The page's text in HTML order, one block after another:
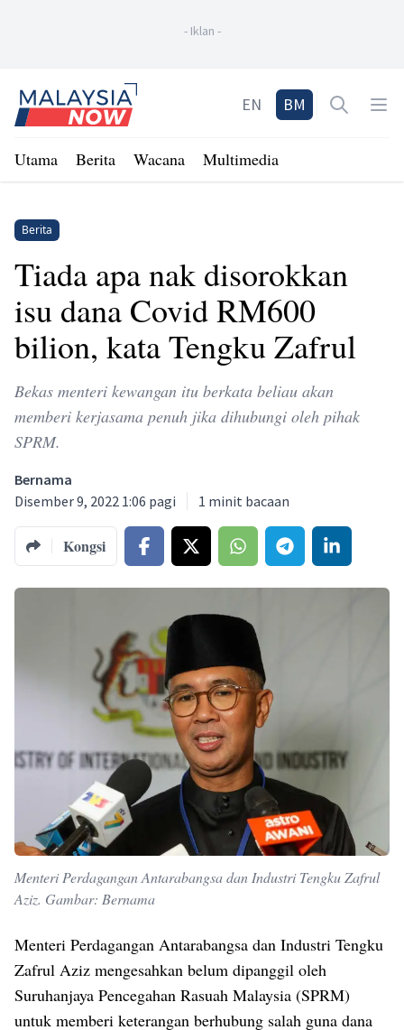
- Iklan -
Home
EN BM Open
Utama Berita Wacana Multimedia
Berita
Tiada apa nak disorokkan
isu dana Covid RM600
bilion, kata Tengku Zafrul
Bekas menteri kewangan itu berkata beliau akan
memberi kerjasama penuh jika dihubungi oleh pihak
SPRM.
Bernama
Disember 9, 2022 1:06 pagi
1 minit bacaan
Kongsi
Menteri Perdagangan Antarabangsa dan Industri Tengku Zafrul
Aziz. Gambar: Bernama
Menteri Perdagangan Antarabangsa dan Industri Tengku
Zafrul Aziz mengesahkan belum dipanggil oleh
Suruhanjaya Pencegahan Rasuah Malaysia (SPRM)
untuk memberi keterangan berhubung salah guna dana